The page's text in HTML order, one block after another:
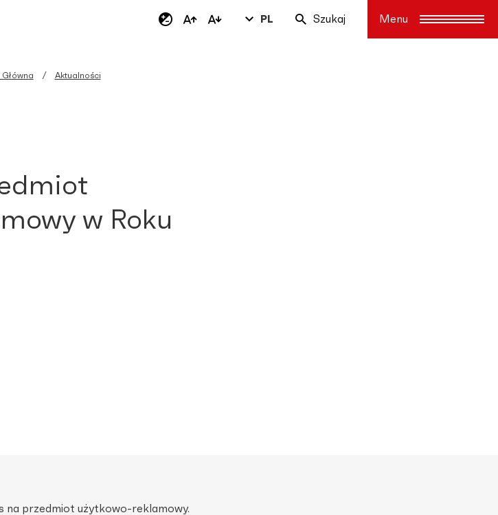
PL Szukaj
Aktualności
w Roku
na przedmiot użytkowo-reklamowy.